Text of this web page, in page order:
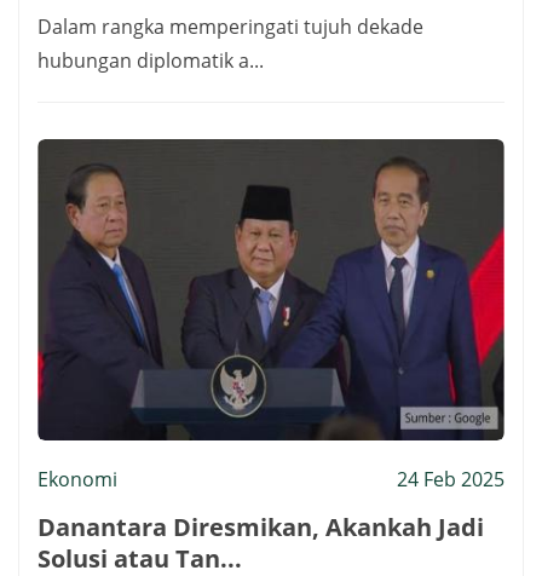
Dalam rangka memperingati tujuh dekade
hubungan diplomatik a...
Ekonomi 24 Feb 2025
Danantara Diresmikan, Akankah Jadi
Solusi atau Tan...